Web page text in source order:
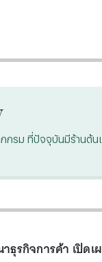
รม ที่ปัจจุบันมีร้านต้นแ
กิจการค้า เปิดเ